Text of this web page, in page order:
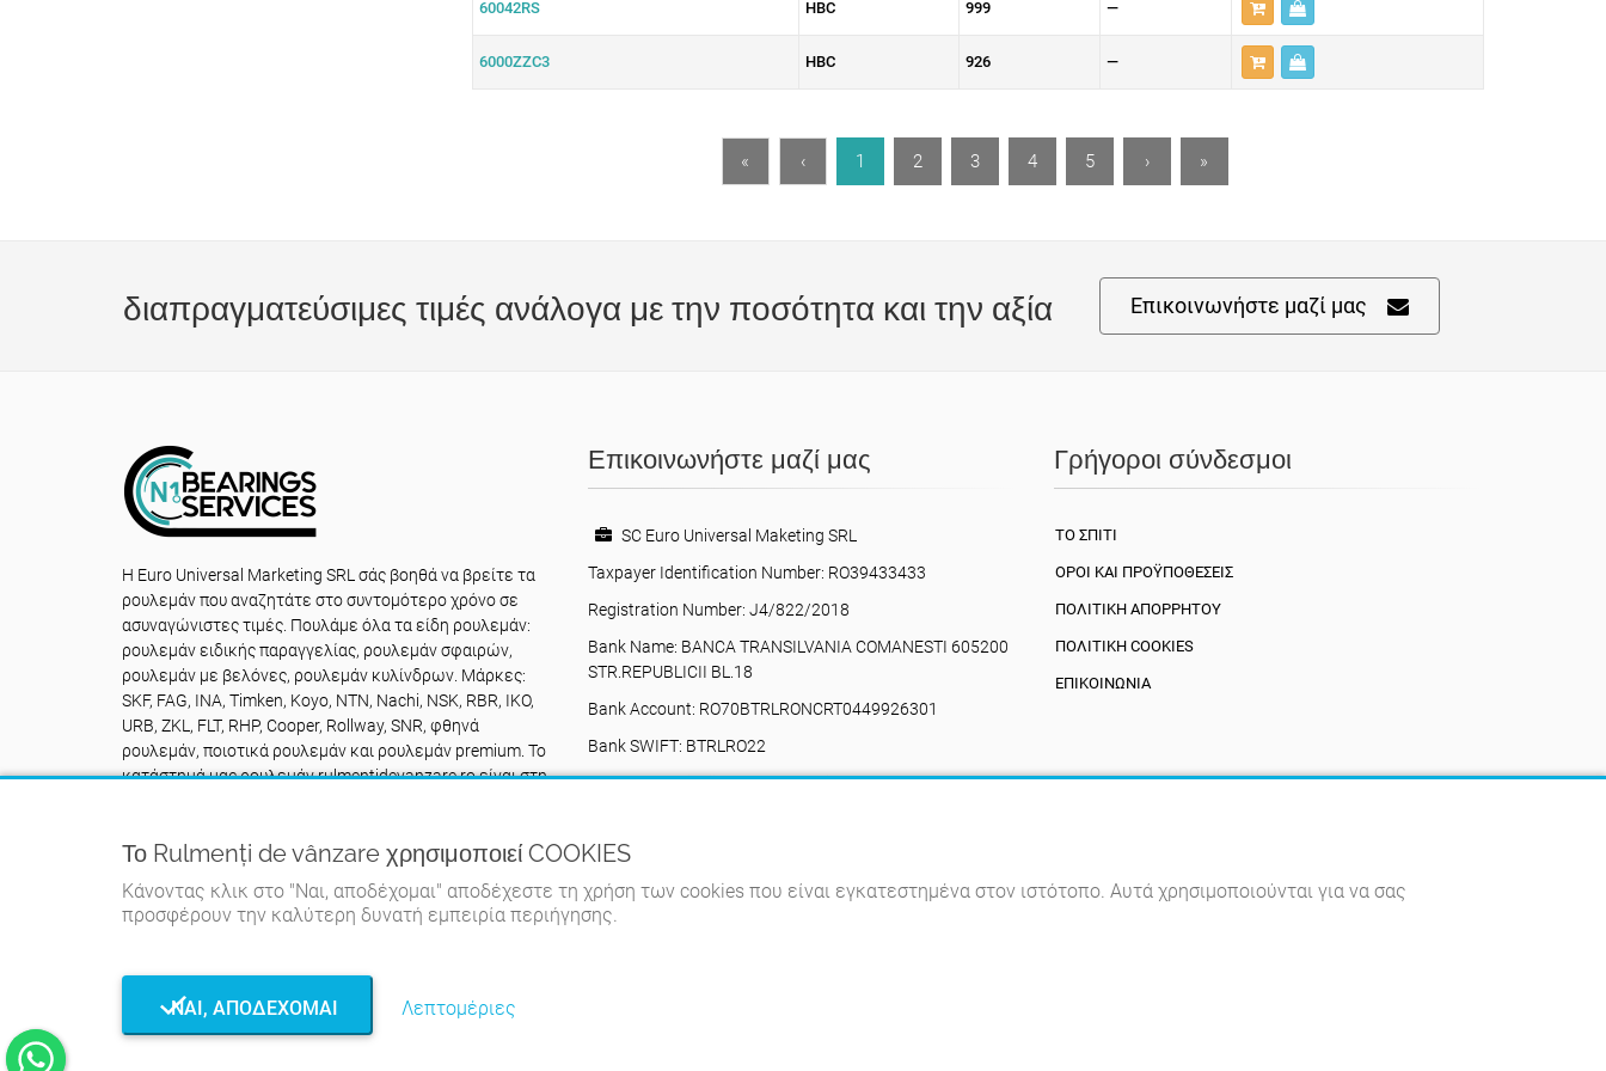
60042RS HBC 999 —
6000ZZC3 HBC 926 —
« ‹ 1 2 3 4 5 › »
διαπραγματεύσιμες τιμές ανάλογα με την ποσότητα και την αξία Επικοινωνήστε μαζί μας
Η Euro Universal Marketing SRL σάς βοηθά να βρείτε τα
ρουλεμάν που αναζητάτε στο συντομότερο χρόνο σε
ασυναγώνιστες τιμές. Πουλάμε όλα τα είδη ρουλεμάν:
ρουλεμάν ειδικής παραγγελίας, ρουλεμάν σφαιρών,
ρουλεμάν με βελόνες, ρουλεμάν κυλίνδρων. Μάρκες:
SKF, FAG, INA, Timken, Koyo, NTN, Nachi, NSK, RBR, IKO,
URB, ZKL, FLT, RHP, Cooper, Rollway, SNR, φθηνά
ρουλεμάν, ποιοτικά ρουλεμάν και ρουλεμάν premium. Το
κατάστημά μας ρουλεμάν rulmentidevanzare.ro είναι στη
Επικοινωνήστε μαζί μας
SC Euro Universal Maketing SRL
Taxpayer Identification Number: RO39433433
Registration Number: J4/822/2018
Bank Name: BANCA TRANSILVANIA COMANESTI 605200
STR.REPUBLICII BL.18
Bank Account: RO70BTRLRONCRT0449926301
Bank SWIFT: BTRLRO22
Valea Poienii, 17, Comănești, 605200, Bacău,
+40742616335
eurouniversalmarketing@gmail.com
Γρήγοροι σύνδεσμοι
ΤΟ ΣΠΊΤΙ
ΟΡΟΙ ΚΑΙ ΠΡΟΫΠΟΘΈΣΕΙΣ
ΠΟΛΙΤΙΚΉ ΑΠΟΡΡΉΤΟΥ
ΠΟΛΙΤΙΚΉ COOKIES
ΕΠΙΚΟΙΝΩΝΊΑ
Το Rulmenți de vânzare χρησιμοποιεί COOKIES
Κάνοντας κλικ στο "Ναι, αποδέχομαι" αποδέχεστε τη χρήση των cookies που είναι εγκατεστημένα στον ιστότοπο. Αυτά χρησιμοποιούνται για να σας
προσφέρουν την καλύτερη δυνατή εμπειρία περιήγησης.
ΝΑΙ, ΑΠΟΔΈΧΟΜΑΙ Λεπτομέριες